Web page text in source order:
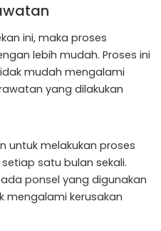
ini, maka proses
lebih mudah. Proses ini
mudah mengalami
yang dilakukan
untuk melakukan proses
satu bulan sekali.
ponsel yang digunakan
mengalami kerusakan